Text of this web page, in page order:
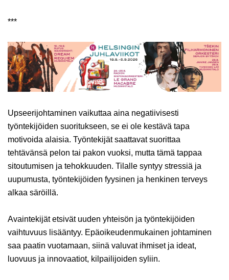
***
Upseerijohtaminen vaikuttaa aina negatiivisesti
työntekijöiden suoritukseen, se ei ole kestävä tapa
motivoida alaisia. Työntekijät saattavat suorittaa
tehtävänsä pelon tai pakon vuoksi, mutta tämä tappaa
sitoutumisen ja tehokkuuden. Tilalle syntyy stressiä ja
uupumusta, työntekijöiden fyysinen ja henkinen terveys
alkaa säröillä.
Avaintekijät etsivät uuden yhteisön ja työntekijöiden
vaihtuvuus lisääntyy. Epäoikeudenmukainen johtaminen
saa paatin vuotamaan, siinä valuvat ihmiset ja ideat,
luovuus ja innovaatiot, kilpailijoiden syliin.